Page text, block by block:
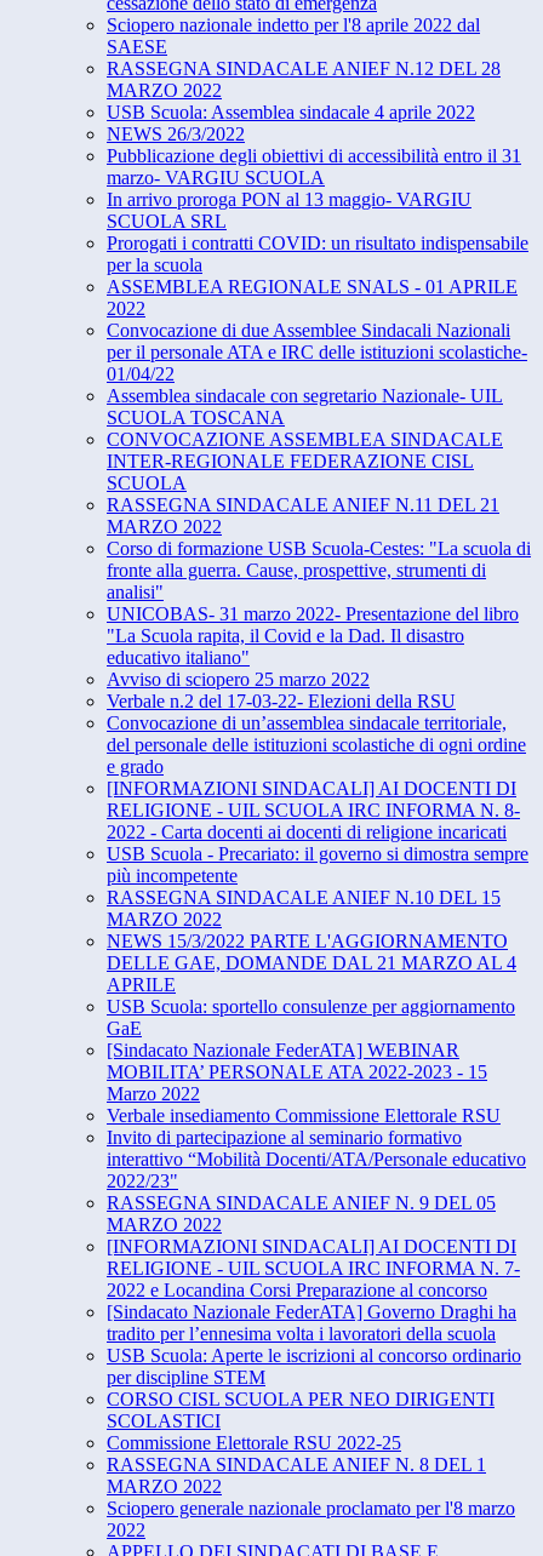
Sciopero nazionale indetto per l'8 aprile 2022 dal
SAESE
RASSEGNA SINDACALE ANIEF N.12 DEL 28
MARZO 2022
USB Scuola: Assemblea sindacale 4 aprile 2022
NEWS 26/3/2022
Pubblicazione degli obiettivi di accessibilità entro il 31
marzo- VARGIU SCUOLA
In arrivo proroga PON al 13 maggio- VARGIU
SCUOLA SRL
Prorogati i contratti COVID: un risultato indispensabile
per la scuola
ASSEMBLEA REGIONALE SNALS - 01 APRILE
2022
Convocazione di due Assemblee Sindacali Nazionali
per il personale ATA e IRC delle istituzioni scolastiche-
01/04/22
Assemblea sindacale con segretario Nazionale- UIL
SCUOLA TOSCANA
CONVOCAZIONE ASSEMBLEA SINDACALE
INTER-REGIONALE FEDERAZIONE CISL
SCUOLA
RASSEGNA SINDACALE ANIEF N.11 DEL 21
MARZO 2022
Corso di formazione USB Scuola-Cestes: "La scuola di
fronte alla guerra. Cause, prospettive, strumenti di
analisi"
UNICOBAS- 31 marzo 2022- Presentazione del libro
"La Scuola rapita, il Covid e la Dad. Il disastro
educativo italiano"
Avviso di sciopero 25 marzo 2022
Verbale n.2 del 17-03-22- Elezioni della RSU
Convocazione di un’assemblea sindacale territoriale,
del personale delle istituzioni scolastiche di ogni ordine
e grado
[INFORMAZIONI SINDACALI] AI DOCENTI DI
RELIGIONE - UIL SCUOLA IRC INFORMA N. 8-
2022 - Carta docenti ai docenti di religione incaricati
USB Scuola - Precariato: il governo si dimostra sempre
più incompetente
RASSEGNA SINDACALE ANIEF N.10 DEL 15
MARZO 2022
NEWS 15/3/2022 PARTE L'AGGIORNAMENTO
DELLE GAE, DOMANDE DAL 21 MARZO AL 4
APRILE
USB Scuola: sportello consulenze per aggiornamento
GaE
[Sindacato Nazionale FederATA] WEBINAR
MOBILITA’ PERSONALE ATA 2022-2023 - 15
Marzo 2022
Verbale insediamento Commissione Elettorale RSU
Invito di partecipazione al seminario formativo
interattivo “​Mobilità Docenti/ATA/Personale educativo
2022/23"
RASSEGNA SINDACALE ANIEF N. 9 DEL 05
MARZO 2022
[INFORMAZIONI SINDACALI] AI DOCENTI DI
RELIGIONE - UIL SCUOLA IRC INFORMA N. 7-
2022 e Locandina Corsi Preparazione al concorso
[Sindacato Nazionale FederATA] Governo Draghi ha
tradito per l’ennesima volta i lavoratori della scuola
USB Scuola: Aperte le iscrizioni al concorso ordinario
per discipline STEM
CORSO CISL SCUOLA PER NEO DIRIGENTI
SCOLASTICI
Commissione Elettorale RSU 2022-25
RASSEGNA SINDACALE ANIEF N. 8 DEL 1
MARZO 2022
Sciopero generale nazionale proclamato per l'8 marzo
2022